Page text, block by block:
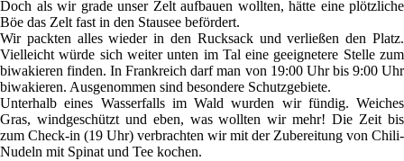
Doch als wir grade unser Zelt aufbauen wollten, hätte eine plötzliche
Böe das Zelt fast in den Stausee befördert.
Wir packten alles wieder in den Rucksack und verließen den Platz.
Vielleicht würde sich weiter unten im Tal eine geeignetere Stelle zum
biwakieren finden. In Frankreich darf man von 19:00 Uhr bis 9:00 Uhr
biwakieren. Ausgenommen sind besondere Schutzgebiete.
Unterhalb eines Wasserfalls im Wald wurden wir fündig. Weiches
Gras, windgeschützt und eben, was wollten wir mehr! Die Zeit bis
zum Check-in (19 Uhr) verbrachten wir mit der Zubereitung von Chili-
Nudeln mit Spinat und Tee kochen.